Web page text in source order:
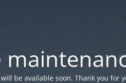
be available soon. Thank you for